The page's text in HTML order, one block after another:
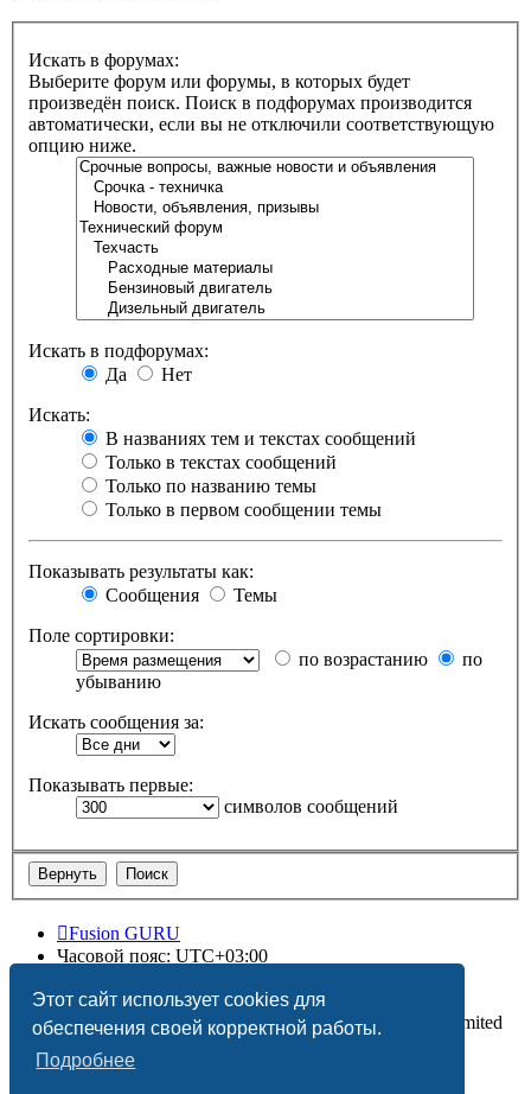
Этот сайт использует cookies для
обеспечения своей корректной работы.
Подробнее
Искать в форумах:
Выберите форум или форумы, в которых будет
произведён поиск. Поиск в подфорумах производится
автоматически, если вы не отключили соответствующую
опцию ниже.
Искать в подфорумах:
Да
Нет
Искать:
В названиях тем и текстах сообщений
Только в текстах сообщений
Только по названию темы
Только в первом сообщении темы
Показывать результаты как:
Сообщения
Темы
Поле сортировки:
по возрастанию
по
убыванию
Искать сообщения за:
Показывать первые:
символов сообщений
Fusion GURU
Часовой пояс: UTC+03:00
Создано на основеphpBB® Forum Software © phpBB Limited